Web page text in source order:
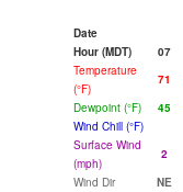
Date
Hour (MDT)
07
Temperature
(°F)
71
Dewpoint (°F)
45
Wind Chill (°F)
Surface Wind
(mph)
2
Wind Dir
NE